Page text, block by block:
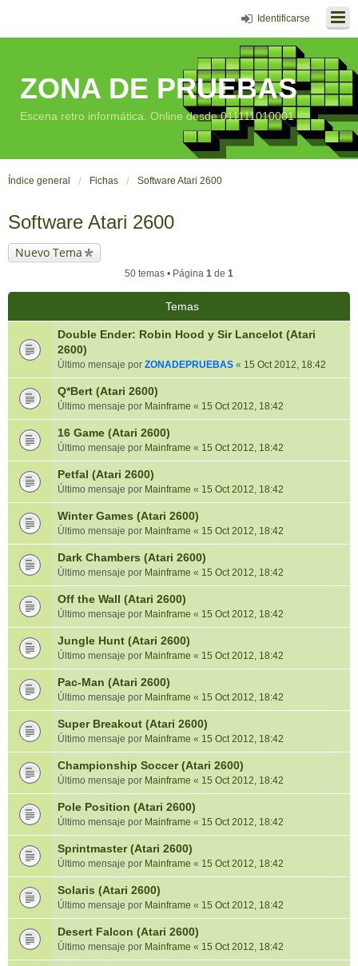
Identificarse
ZONA DE PRUEBAS
Escena retro informática. Online desde 011111010001
Índice general Fichas Software Atari 2600
Software Atari 2600
Nuevo Tema
50 temas • Página 1 de 1
Temas
Double Ender: Robin Hood y Sir Lancelot (Atari
2600)
Último mensaje por ZONADEPRUEBAS « 15 Oct 2012, 18:42
Q*Bert (Atari 2600)
Último mensaje por Mainframe « 15 Oct 2012, 18:42
16 Game (Atari 2600)
Último mensaje por Mainframe « 15 Oct 2012, 18:42
Petfal (Atari 2600)
Último mensaje por Mainframe « 15 Oct 2012, 18:42
Winter Games (Atari 2600)
Último mensaje por Mainframe « 15 Oct 2012, 18:42
Dark Chambers (Atari 2600)
Último mensaje por Mainframe « 15 Oct 2012, 18:42
Off the Wall (Atari 2600)
Último mensaje por Mainframe « 15 Oct 2012, 18:42
Jungle Hunt (Atari 2600)
Último mensaje por Mainframe « 15 Oct 2012, 18:42
Pac-Man (Atari 2600)
Último mensaje por Mainframe « 15 Oct 2012, 18:42
Super Breakout (Atari 2600)
Último mensaje por Mainframe « 15 Oct 2012, 18:42
Championship Soccer (Atari 2600)
Último mensaje por Mainframe « 15 Oct 2012, 18:42
Pole Position (Atari 2600)
Último mensaje por Mainframe « 15 Oct 2012, 18:42
Sprintmaster (Atari 2600)
Último mensaje por Mainframe « 15 Oct 2012, 18:42
Solaris (Atari 2600)
Último mensaje por Mainframe « 15 Oct 2012, 18:42
Desert Falcon (Atari 2600)
Último mensaje por Mainframe « 15 Oct 2012, 18:42